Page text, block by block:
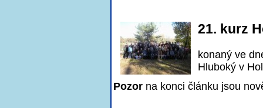
21. kurz
konaný ve
Hluboký v
Pozor na konci článku jsou